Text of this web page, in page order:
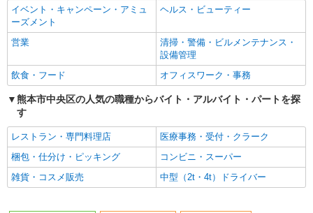
社
社会保険あり
イベント・キャンペーン・アミュ
ーズメント
ヘルス・ビューティー
営業
清掃・警備・ビルメンテナンス・
設備管理
飲食・フード
オフィスワーク・事務
熊本市中央区の人気の職種からバイト・アルバイト・パートを探
す
レストラン・専門料理店
医療事務・受付・クラーク
梱包・仕分け・ピッキング
コンビニ・スーパー
雑貨・コスメ販売
中型（2t・4t）ドライバー